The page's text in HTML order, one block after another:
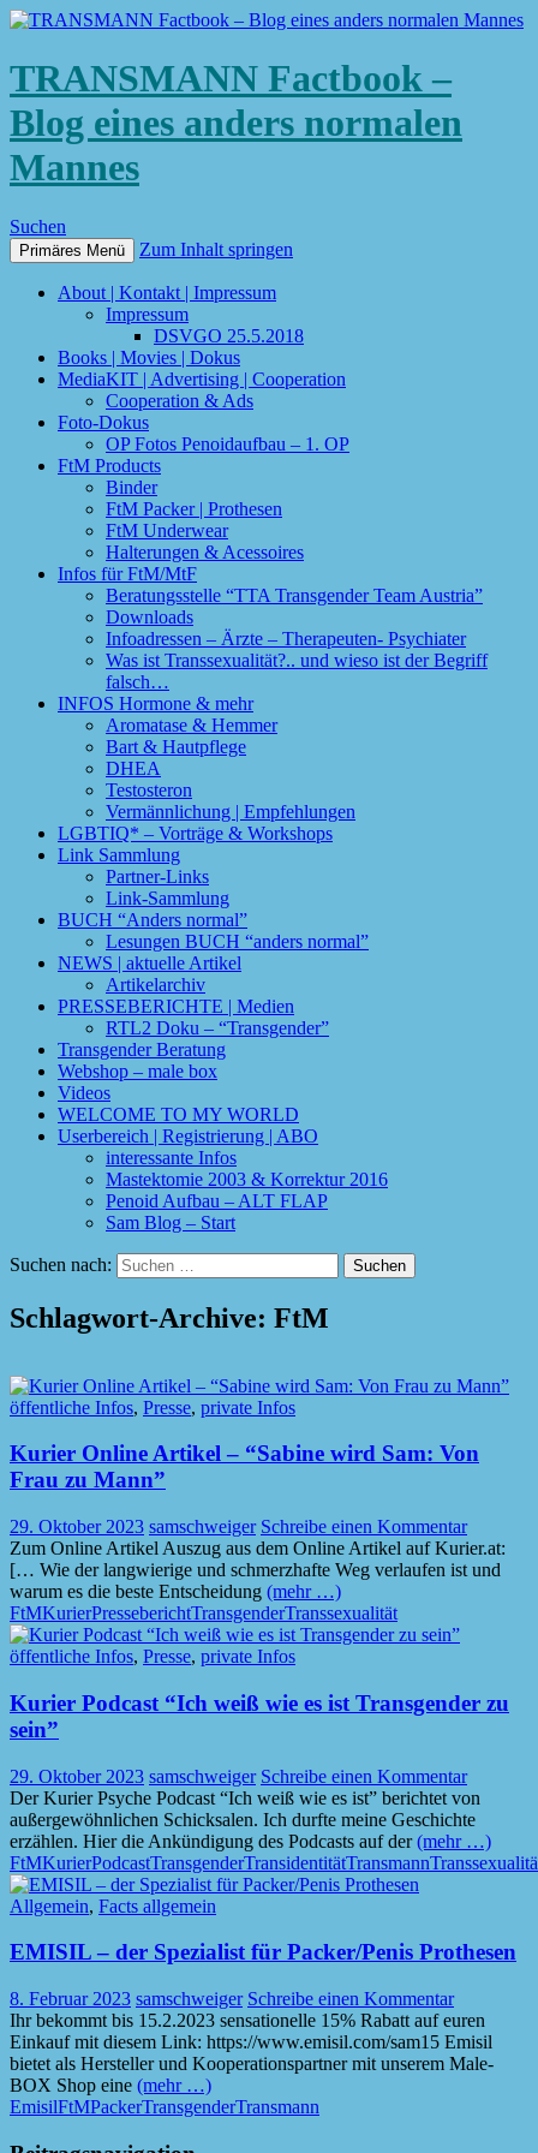
TRANSMANN Factbook –
Blog eines anders normalen
Mannes
Suchen
Primäres Menü Zum Inhalt springen
About | Kontakt | Impressum
Impressum
DSVGO 25.5.2018
Books | Movies | Dokus
MediaKIT | Advertising | Cooperation
Cooperation & Ads
Foto-Dokus
OP Fotos Penoidaufbau – 1. OP
FtM Products
Binder
FtM Packer | Prothesen
FtM Underwear
Halterungen & Acessoires
Infos für FtM/MtF
Beratungsstelle “TTA Transgender Team Austria”
Downloads
Infoadressen – Ärzte – Therapeuten- Psychiater
Was ist Transsexualität?.. und wieso ist der Begriff
falsch…
INFOS Hormone & mehr
Aromatase & Hemmer
Bart & Hautpflege
DHEA
Testosteron
Vermännlichung | Empfehlungen
LGBTIQ* – Vorträge & Workshops
Link Sammlung
Partner-Links
Link-Sammlung
BUCH “Anders normal”
Lesungen BUCH “anders normal”
NEWS | aktuelle Artikel
Artikelarchiv
PRESSEBERICHTE | Medien
RTL2 Doku – “Transgender”
Transgender Beratung
Webshop – male box
Videos
WELCOME TO MY WORLD
Userbereich | Registrierung | ABO
interessante Infos
Mastektomie 2003 & Korrektur 2016
Penoid Aufbau – ALT FLAP
Sam Blog – Start
Suchen nach:
Schlagwort-Archive: FtM
öffentliche Infos, Presse, private Infos
Kurier Online Artikel – “Sabine wird Sam: Von
Frau zu Mann”
29. Oktober 2023 samschweiger Schreibe einen Kommentar
Zum Online Artikel Auszug aus dem Online Artikel auf Kurier.at:
[… Wie der langwierige und schmerzhafte Weg verlaufen ist und
warum es die beste Entscheidung (mehr …)
FtMKurierPresseberichtTransgenderTranssexualität
öffentliche Infos, Presse, private Infos
Kurier Podcast “Ich weiß wie es ist Transgender zu
sein”
29. Oktober 2023 samschweiger Schreibe einen Kommentar
Der Kurier Psyche Podcast “Ich weiß wie es ist” berichtet von
außergewöhnlichen Schicksalen. Ich durfte meine Geschichte
erzählen. Hier die Ankündigung des Podcasts auf der(mehr …)
FtMKurierPodcastTransgenderTransidentitätTransmann
Allgemein, Facts allgemein
EMISIL – der Spezialist für Packer/Penis Prothesen
8. Februar 2023 samschweiger Schreibe einen Kommentar
Ihr bekommt bis 15.2.2023 sensationelle 15% Rabatt auf euren
Einkauf mit diesem Link: https://www.emisil.com/sam15 Emisil
bietet als Hersteller und Kooperationspartner mit unserem Male-
BOX Shop eine (mehr …)
EmisilFtMPackerTransgenderTransmann